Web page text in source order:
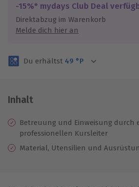
Jeder Gutschein für alle
Maximale Sicherheit
3 Jahre gültig & verlängerbar.
-15%* mydays Club Deal
Direktabzug im Warenkorb
Melde dich hier an
Du erhältst 49 °P
Inhalt
Betreuung und Einweisung durch
professionellen Kursleiter
Material, Utensilien und